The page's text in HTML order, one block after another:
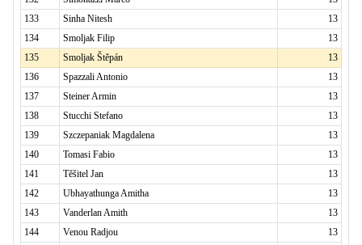
133
Sinha Nitesh
13
134
Smoljak Filip
13
135
Smoljak Štěpán
13
136
Spazzali Antonio
13
137
Steiner Armin
13
138
Stucchi Stefano
13
139
Szczepaniak Magdalena
13
140
Tomasi Fabio
13
141
Těšitel Jan
13
142
Ubhayathunga Amitha
13
143
Vanderlan Amith
13
144
Venou Radjou
13